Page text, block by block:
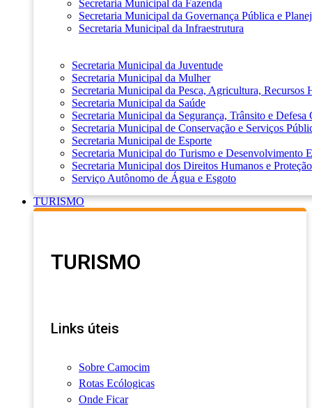
Secretaria Municipal da Fazenda
Secretaria Municipal da Governança Pública e
Secretaria Municipal da Infraestrutura
Secretaria Municipal da Juventude
Secretaria Municipal da Mulher
Secretaria Municipal da Pesca, Agricultura, Recursos
Secretaria Municipal da Saúde
Secretaria Municipal da Segurança, Trânsito e Defesa
Secretaria Municipal de Conservação e Serviços
Secretaria Municipal de Esporte
Secretaria Municipal do Turismo e Desenvolvimento
Secretaria Municipal dos Direitos Humanos e
Serviço Autônomo de Água e Esgoto
TURISMO
TURISMO
Links úteis
Sobre Camocim
Rotas Ecólogicas
Onde Ficar